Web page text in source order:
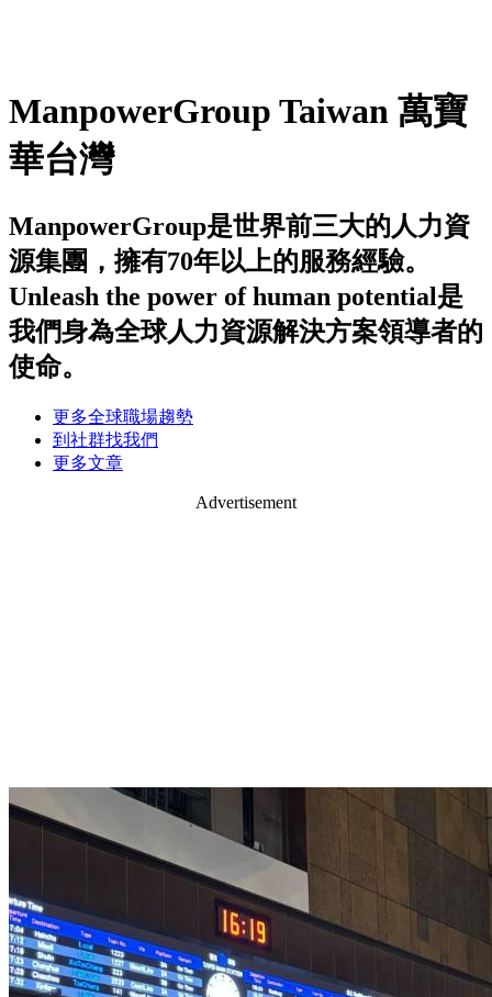
ManpowerGroup Taiwan 萬寶
華台灣
ManpowerGroup是世界前三大的人力資
源集團，擁有70年以上的服務經驗。
Unleash the power of human potential是
我們身為全球人力資源解決方案領導者的
使命。
更多全球職場趨勢
到社群找我們
更多文章
Advertisement